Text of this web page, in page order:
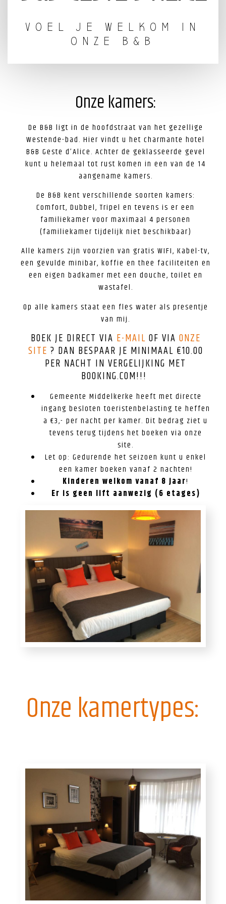
VOEL JE WELKOM IN
ONZE B&B
Onze kamers:
De B&B ligt in de hoofdstraat van het gezellige
Westende-bad. Hier vindt u het charmante hotel
B&B Geste d’Alice. Achter de geklasseerde gevel
kunt u helemaal tot rust komen in een van de 14
aangename kamers.
De B&B kent verschillende soorten kamers:
Comfort, Dubbel, Tripel en tevens is er een
familiekamer voor maximaal 4 personen
(familiekamer tijdelijk niet beschikbaar)
Alle kamers zijn voorzien van gratis WIFI, Kabel-tv,
een gevulde minibar, koffie en thee faciliteiten en
een eigen badkamer met een douche, toilet en
wastafel.
Op alle kamers staat een fles water als presentje
van mij.
BOEK JE DIRECT VIA E-MAIL OF VIA ONZE
SITE ? DAN BESPAAR JE MINIMAAL €10.00
PER NACHT IN VERGELIJKING MET
BOOKING.COM!!!
Gemeente Middelkerke heeft met directe
ingang besloten toeristenbelasting te heffen
a €3,- per nacht per kamer. Dit bedrag ziet u
tevens terug tijdens het boeken via onze
site.
Let op: Gedurende het seizoen kunt u enkel
een kamer boeken vanaf 2 nachten!
Kinderen welkom vanaf 8 jaar!
Er is geen lift aanwezig (6 etages)
Onze kamertypes: